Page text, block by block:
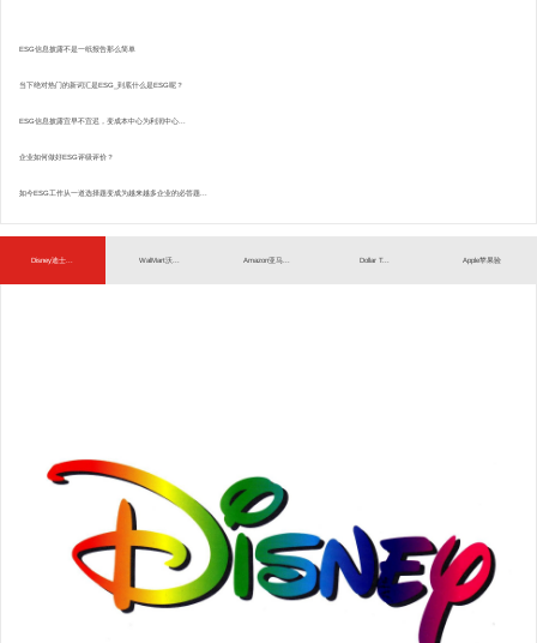
ESG信息披露不是一纸报告那么简单
当下绝对热门的新词汇是ESG_到底什么是ESG呢？
ESG信息披露宜早不宜迟，变成本中心为利润中心...
企业如何做好ESG评级评价？
如今ESG工作从一道选择题变成为越来越多企业的必答题...
Disney迪士... WalMart沃... Amazon亚马... Dollar T... Apple苹果验